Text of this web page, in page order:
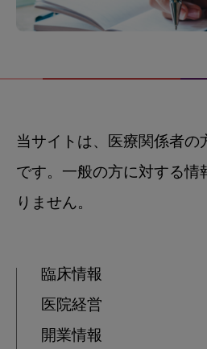
当サイトは、医療関係者の
です。一般の方に対する情
りません。
臨床情報
医院経営
開業情報